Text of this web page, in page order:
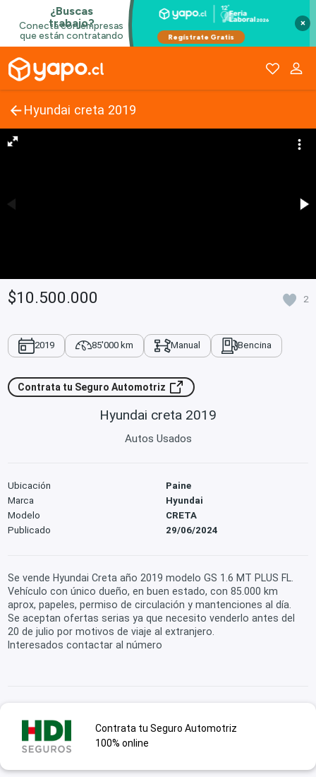
×
Hyundai creta 2019
$10.500.000 2
2019 85'000 km Manual Bencina
Contrata tu Seguro Automotriz
Hyundai creta 2019
Autos Usados
Ubicación
Paine
Marca
Hyundai
Modelo
CRETA
Publicado
29/06/2024
Se vende Hyundai Creta año 2019 modelo GS 1.6 MT PLUS FL.
Vehículo con único dueño, en buen estado, con 85.000 km
aprox, papeles, permiso de circulación y mantenciones al día.
Se aceptan ofertas serias ya que necesito venderlo antes del
20 de julio por motivos de viaje al extranjero.
Interesados contactar al número
Contrata tu Seguro Automotriz
100% online